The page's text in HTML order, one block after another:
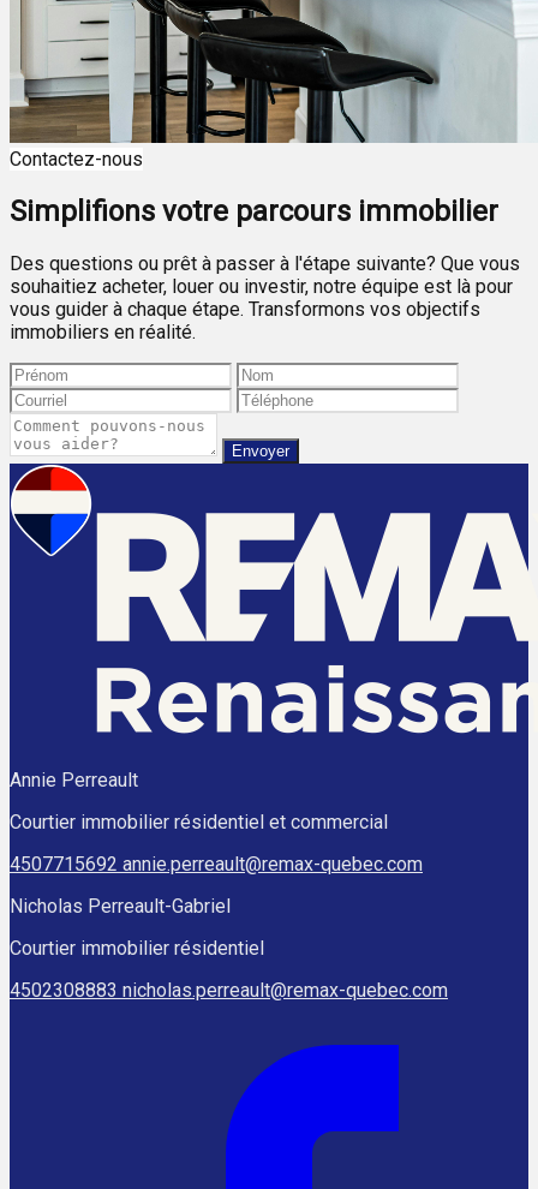
Contactez-nous
Simplifions votre parcours immobilier
Des questions ou prêt à passer à l'étape suivante? Que vous
souhaitiez acheter, louer ou investir, notre équipe est là pour
vous guider à chaque étape. Transformons vos objectifs
immobiliers en réalité.
Envoyer
Annie Perreault
Courtier immobilier résidentiel et commercial
4507715692 annie.perreault@remax-quebec.com
Nicholas Perreault-Gabriel
Courtier immobilier résidentiel
4502308883 nicholas.perreault@remax-quebec.com